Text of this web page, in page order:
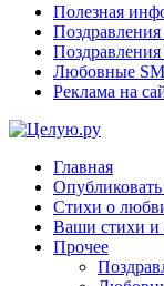
Полезная
Поздравления
Любовные
Реклама на
Главная
Стихи о
Ваши стихи и
Прочее